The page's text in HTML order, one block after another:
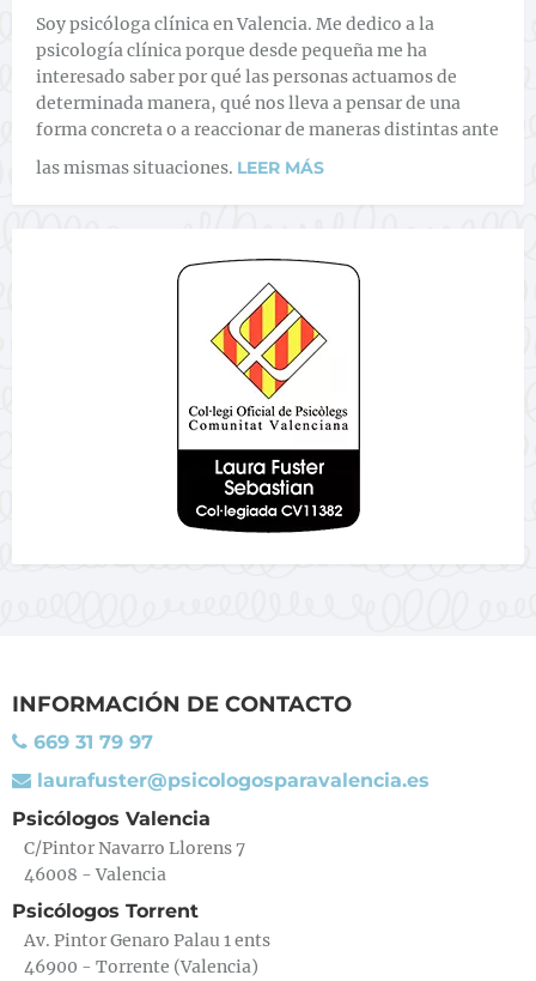
Soy psicóloga clínica en Valencia. Me dedico a la
psicología clínica porque desde pequeña me ha
interesado saber por qué las personas actuamos de
determinada manera, qué nos lleva a pensar de una
forma concreta o a reaccionar de maneras distintas ante
las mismas situaciones. LEER MÁS
INFORMACIÓN DE CONTACTO
669 31 79 97
laurafuster@psicologosparavalencia.es
Psicólogos Valencia
C/Pintor Navarro Llorens 7
46008 - Valencia
Psicólogos Torrent
Av. Pintor Genaro Palau 1 ents
46900 - Torrente (Valencia)